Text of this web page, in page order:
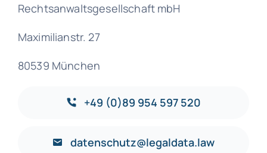
Rechtsanwaltsgesellschaft mbH
Maximilianstr. 27
80539 München
+49 (0)89 954 597 520
datenschutz@legaldata.law